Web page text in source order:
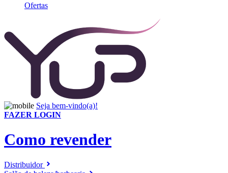
Ofertas
Seja bem-vindo(a)!
FAZER LOGIN
Como revender
Distribuidor